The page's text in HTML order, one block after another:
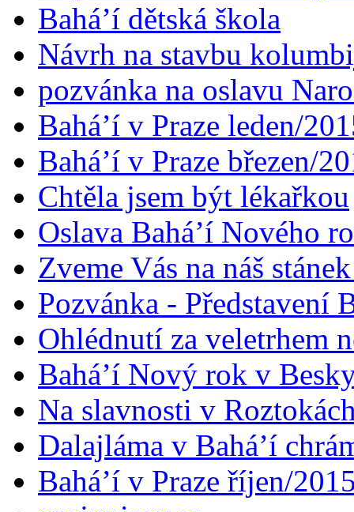
Bahá’í dětská škola
Návrh na stavbu
pozvánka na oslavu
Bahá’í v Praze leden/
Bahá’í v Praze březen/
Chtěla jsem být lékařkou
Oslava Bahá’í Nového
Zveme Vás na náš
Pozvánka - Představení
Ohlédnutí za veletrhem
Bahá’í Nový rok v
Na slavnosti v
Dalajláma v Bahá’í
Bahá’í v Praze říjen/